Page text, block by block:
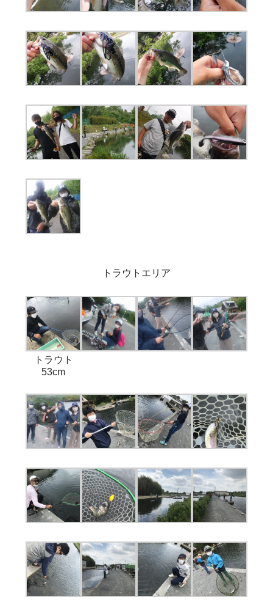
トラウトエリア
トラウト
53cm